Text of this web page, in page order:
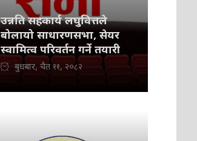
उन्नति सहकार्य लघुवित्तले
बोलायो साधारणसभा, सेयर
स्वामित्व परिवर्तन गर्ने तयारी
बुधबार, चैत ११, २०८२